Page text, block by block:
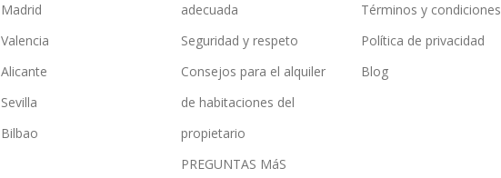
Madrid
Valencia
Alicante
Sevilla
Bilbao
adecuada
Seguridad y respeto
Consejos para el alquiler
de habitaciones del
propietario
PREGUNTAS MáS
Términos y condiciones
Política de privacidad
Blog